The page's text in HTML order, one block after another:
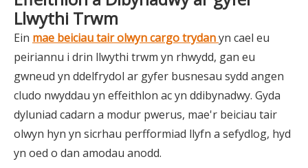
Llwythi Trwm
Ein mae beiciau tair olwyn cargo trydanyn cael eu
peiriannu i drin llwythi trwm yn rhwydd, gan eu
gwneud yn ddelfrydol ar gyfer busnesau sydd angen
cludo nwyddau yn effeithlon ac yn ddibynadwy. Gyda
dyluniad cadarn a modur pwerus, mae'r beiciau tair
olwyn hyn yn sicrhau perfformiad llyfn a sefydlog, hyd
yn oed o dan amodau anodd.